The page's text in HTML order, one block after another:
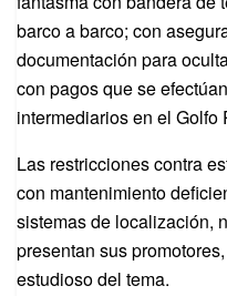
barco a barco; con
documentación para
con pagos que se
intermediarios en el Golfo
Las restricciones contra
con mantenimiento
sistemas de localización,
presentan sus
estudioso del tema.